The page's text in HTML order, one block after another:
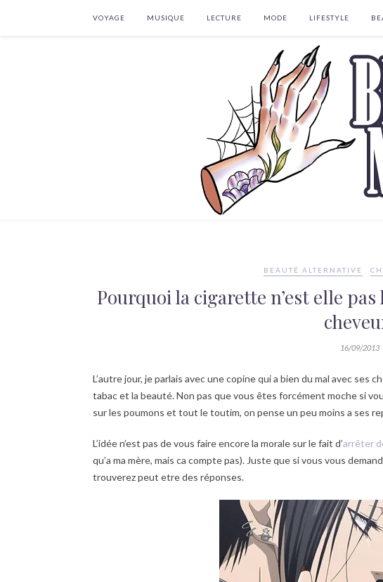
VOYAGE MUSIQUE LECTURE MODE LIFESTYLE
BEAUTÉ ALTERNATIVE
Pourquoi la cigarette n’est elle pas
16/09/2013
L’autre jour, je parlais avec une copine qui a bien du mal avec
tabac et la beauté. Non pas que vous êtes forcément moche si
sur les poumons et tout le toutim, on pense un peu moins a ses
L’idée n’est pas de vous faire encore la morale sur le fait d’arrêter
qu’a ma mère, mais ca compte pas). Juste que si vous vous
trouverez peut etre des réponses.